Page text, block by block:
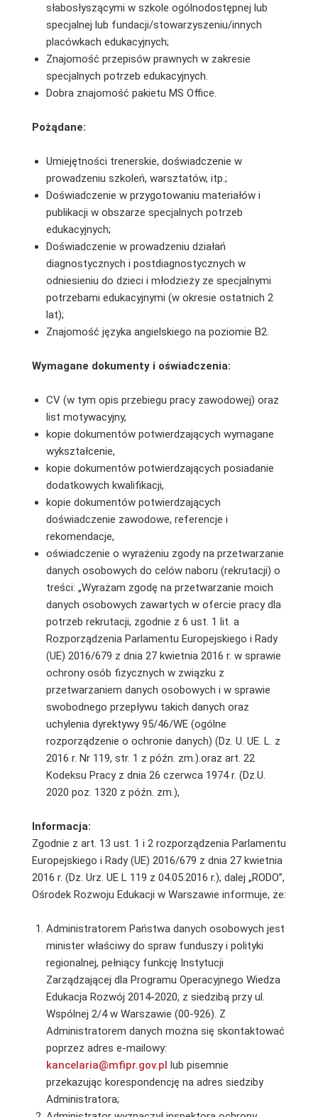
słabosłyszącymi w szkole ogólnodostępnej lub
specjalnej lub fundacji/stowarzyszeniu/innych
placówkach edukacyjnych;
Znajomość przepisów prawnych w zakresie
specjalnych potrzeb edukacyjnych.
Dobra znajomość pakietu MS Office.
Pożądane:
Umiejętności trenerskie, doświadczenie w
prowadzeniu szkoleń, warsztatów, itp.;
Doświadczenie w przygotowaniu materiałów i
publikacji w obszarze specjalnych potrzeb
edukacyjnych;
Doświadczenie w prowadzeniu działań
diagnostycznych i postdiagnostycznych w
odniesieniu do dzieci i młodzieży ze specjalnymi
potrzebami edukacyjnymi (w okresie ostatnich 2
lat);
Znajomość języka angielskiego na poziomie B2.
Wymagane dokumenty i oświadczenia:
CV (w tym opis przebiegu pracy zawodowej) oraz
list motywacyjny,
kopie dokumentów potwierdzających wymagane
wykształcenie,
kopie dokumentów potwierdzających posiadanie
dodatkowych kwalifikacji,
kopie dokumentów potwierdzających
doświadczenie zawodowe, referencje i
rekomendacje,
oświadczenie o wyrażeniu zgody na przetwarzanie
danych osobowych do celów naboru (rekrutacji) o
treści: „Wyrażam zgodę na przetwarzanie moich
danych osobowych zawartych w ofercie pracy dla
potrzeb rekrutacji, zgodnie z 6 ust. 1 lit. a
Rozporządzenia Parlamentu Europejskiego i Rady
(UE) 2016/679 z dnia 27 kwietnia 2016 r. w sprawie
ochrony osób fizycznych w związku z
przetwarzaniem danych osobowych i w sprawie
swobodnego przepływu takich danych oraz
uchylenia dyrektywy 95/46/WE (ogólne
rozporządzenie o ochronie danych) (Dz. U. UE. L. z
2016 r. Nr 119, str. 1 z późn. zm.).oraz art. 22
Kodeksu Pracy z dnia 26 czerwca 1974 r. (Dz.U.
2020 poz. 1320 z późn. zm.),
Informacja:
Zgodnie z art. 13 ust. 1 i 2 rozporządzenia Parlamentu
Europejskiego i Rady (UE) 2016/679 z dnia 27 kwietnia
2016 r. (Dz. Urz. UE L 119 z 04.05.2016 r.), dalej „RODO”,
Ośrodek Rozwoju Edukacji w Warszawie informuje, że:
Administratorem Państwa danych osobowych jest
minister właściwy do spraw funduszy i polityki
regionalnej, pełniący funkcję Instytucji
Zarządzającej dla Programu Operacyjnego Wiedza
Edukacja Rozwój 2014-2020, z siedzibą przy ul.
Wspólnej 2/4 w Warszawie (00-926). Z
Administratorem danych można się skontaktować
poprzez adres e-mailowy:
kancelaria@mfipr.gov.pl lub pisemnie
przekazując korespondencję na adres siedziby
Administratora;